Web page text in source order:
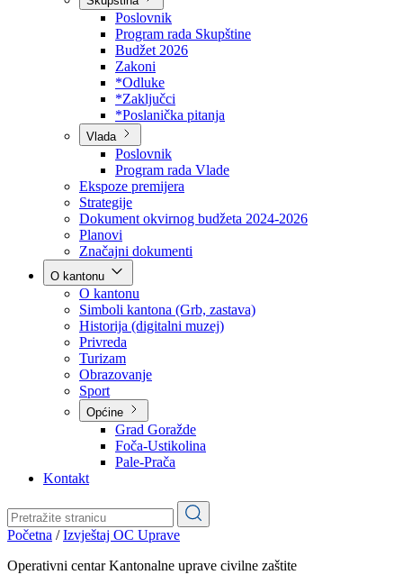
Skupština
Poslovnik
Program rada Skupštine
Budžet 2026
Zakoni
*Odluke
*Zaključci
*Poslanička pitanja
Vlada
Poslovnik
Program rada Vlade
Ekspoze premijera
Strategije
Dokument okvirnog budžeta 2024-2026
Planovi
Značajni dokumenti
O kantonu
O kantonu
Simboli kantona (Grb, zastava)
Historija (digitalni muzej)
Privreda
Turizam
Obrazovanje
Općine
Pale-Prača
Kontakt